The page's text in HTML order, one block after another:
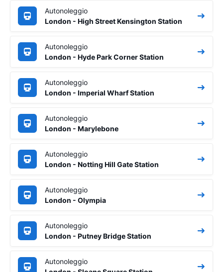
Autonoleggio
London - High Street Kensington Station
Autonoleggio
London - Hyde Park Corner Station
Autonoleggio
London - Imperial Wharf Station
Autonoleggio
London - Marylebone
Autonoleggio
London - Notting Hill Gate Station
Autonoleggio
London - Olympia
Autonoleggio
London - Putney Bridge Station
Autonoleggio